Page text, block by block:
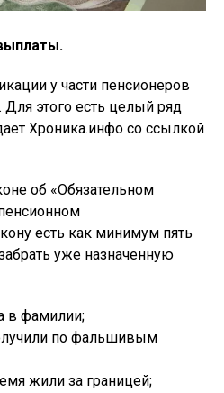
у части пенсионеров
Для этого есть целый ряд
Хроника.инфо со ссылкой
об «Обязательном
есть как минимум пять
уже назначенную
в фамилии;
по фальшивым
жили за границей;